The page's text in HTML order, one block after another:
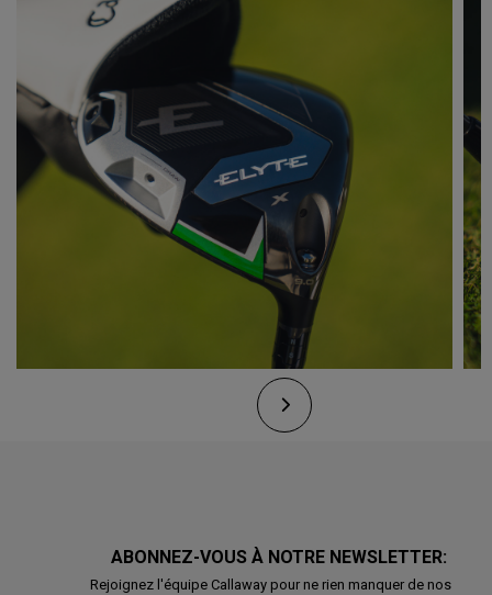
ABONNEZ-VOUS À NOTRE NEWSLETTER:
Rejoignez l'équipe Callaway pour ne rien manquer de nos